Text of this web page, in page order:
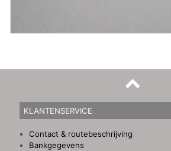
KLANTENSERVICE
Contact & routebeschrijving
Bankgegevens